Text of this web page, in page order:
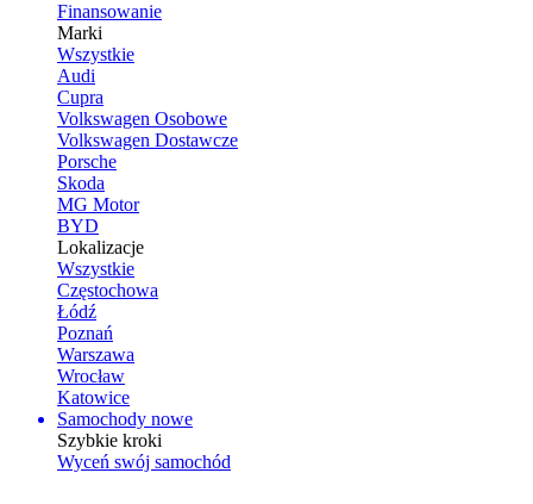
Finansowanie
Marki
Wszystkie
Audi
Cupra
Volkswagen Osobowe
Volkswagen Dostawcze
Porsche
Skoda
MG Motor
BYD
Lokalizacje
Wszystkie
Częstochowa
Łódź
Poznań
Warszawa
Wrocław
Katowice
Samochody nowe
Szybkie kroki
Wyceń swój samochód